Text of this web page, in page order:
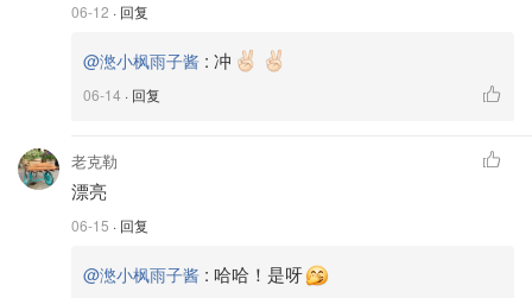
06-12 · 回复
@滺小枫雨子酱 : 冲
06-14 · 回复
老克勒
漂亮
06-15 · 回复
@滺小枫雨子酱 : 哈哈！是呀